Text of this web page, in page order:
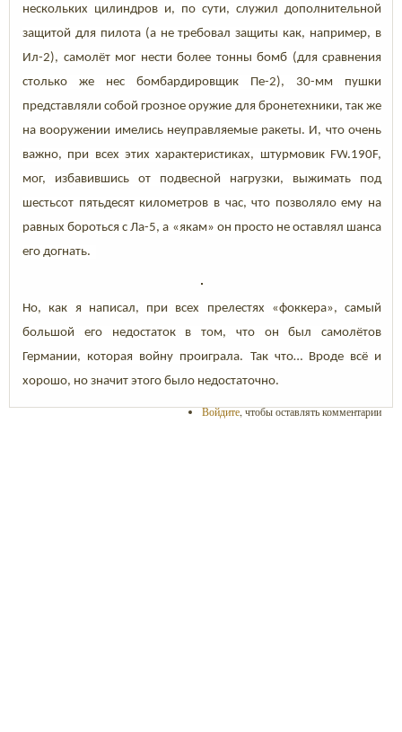
нескольких цилиндров и, по сути, служил дополнительной
защитой для пилота (а не требовал защиты как, например, в
Ил-2), самолёт мог нести более тонны бомб (для сравнения
столько же нес бомбардировщик Пе-2), 30-мм пушки
представляли собой грозное оружие для бронетехники, так же
на вооружении имелись неуправляемые ракеты. И, что очень
важно, при всех этих характеристиках, штурмовик FW.190F,
мог, избавившись от подвесной нагрузки, выжимать под
шестьсот пятьдесят километров в час, что позволяло ему на
равных бороться с Ла-5, а «якам» он просто не оставлял шанса
его догнать.
Но, как я написал, при всех прелестях «фоккера», самый
большой его недостаток в том, что он был самолётов
Германии, которая войну проиграла. Так что… Вроде всё и
хорошо, но значит этого было недостаточно.
Войдите, чтобы оставлять комментарии